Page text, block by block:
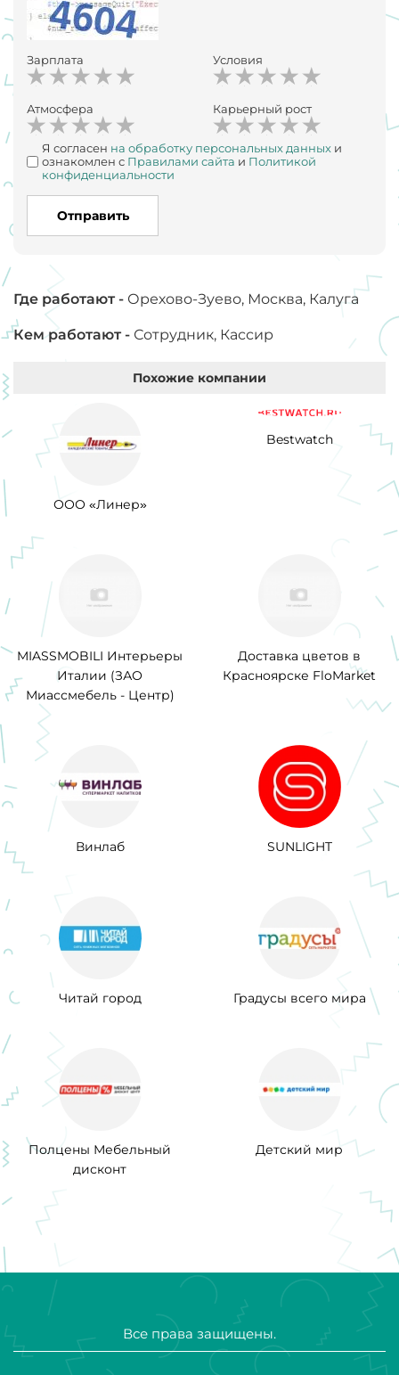
Зарплата Условия
Атмосфера Карьерный рост
Я согласен на обработку персональных данных и
ознакомлен с Правилами сайта и Политикой
конфиденциальности
Отправить
Где работают - Орехово-Зуево, Москва, Калуга
Кем работают - Сотрудник, Кассир
Похожие компании
ООО «Линер»
Bestwatch
MIASSMOBILI Интерьеры
Италии (ЗАО
Миассмебель - Центр)
Доставка цветов в
Красноярске FloMarket
Винлаб SUNLIGHT
Читай город Градусы всего мира
Полцены Мебельный
дисконт
Детский мир
Все права защищены.